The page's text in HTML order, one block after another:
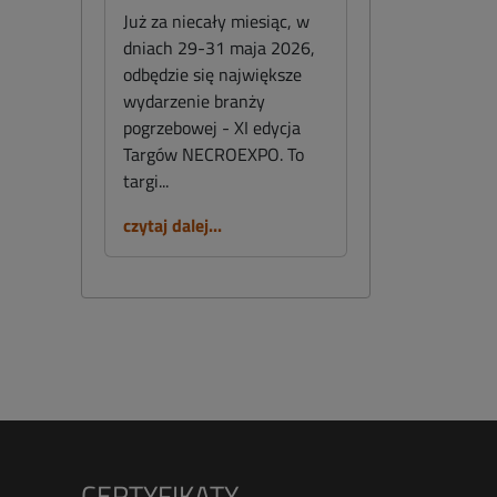
Już za niecały miesiąc, w
dniach 29-31 maja 2026,
odbędzie się największe
wydarzenie branży
pogrzebowej - XI edycja
Targów NECROEXPO. To
targi...
czytaj dalej...